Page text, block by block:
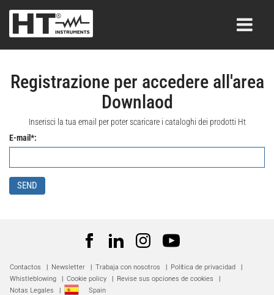
Registrazione per accedere all'area
Downlaod
Inserisci la tua email per poter scaricare i cataloghi dei prodotti Ht
E-mail*:
SEND
Contactos | Newsletter | Trabaja con nosotros | Política de privacidad
|
Whistleblowing
| Cookie policy | Revise sus opciones de cookies
|
Notas Legales
|
Spain